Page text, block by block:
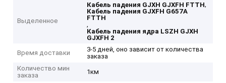
Выделенное
Кабель падения GJXH GJXFH FTTH,
Кабель падения GJXFH G657A
FTTH
,
Кабель падения ядра LSZH GJXH
GJXFH 2
Время доставки
3-5 дней, оно зависит от количества
заказа
Количество мин
заказа
1км